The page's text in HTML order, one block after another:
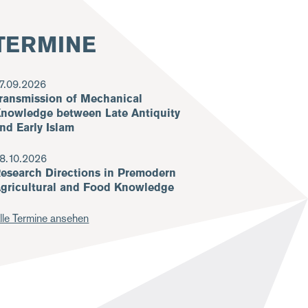
of Mechanical
between Late Antiquity
Early Islam
Directions in Premodern
and Food Knowledge
Termine ansehen